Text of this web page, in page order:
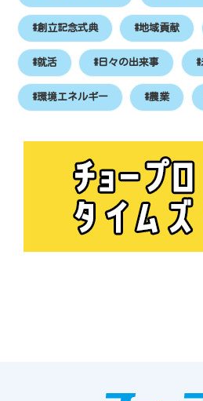
#創立記念式典 #地域貢献
#就活 #日々の出来事 #
#環境エネルギー #農業